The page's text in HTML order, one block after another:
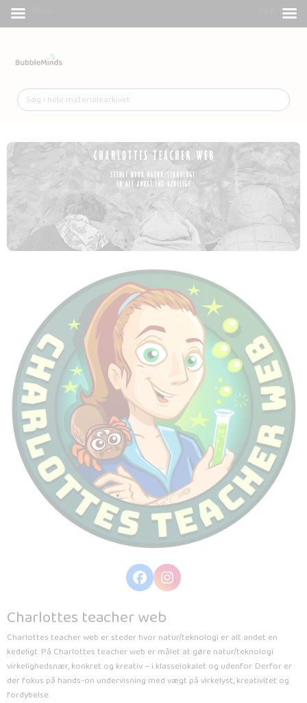
Charlottes teacher web
Charlottes teacher web er steder hvor natur/teknologi er alt andet en
kedeligt. På Charlottes teacher web er målet at gøre natur/teknologi
virkelighedsnær, konkret og kreativ – i klasselokalet og udenfor. Derfor er
der fokus på hands-on undervisning med vægt på virkelyst, kreativitet og
fordybelse.